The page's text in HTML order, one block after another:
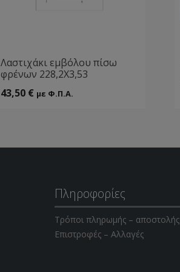
Λαστιχάκι εμβόλου πίσω
φρένων 228,2Χ3,53
43,50 € με Φ.Π.Α.
Πληροφορίες
Τρόποι πληρωμής – αποστολής
Επιστροφές – Αλλαγές